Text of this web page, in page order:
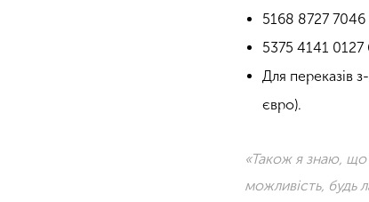
5168 8727
5375 4141
Для переказів
євро).
«Також я знаю, що
можливість, будь